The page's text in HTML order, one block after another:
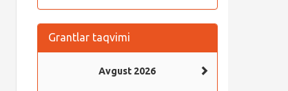
Grantlar taqvimi
Avgust 2026